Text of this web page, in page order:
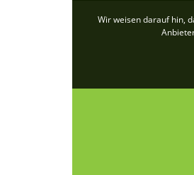
Wir weisen darauf hin,